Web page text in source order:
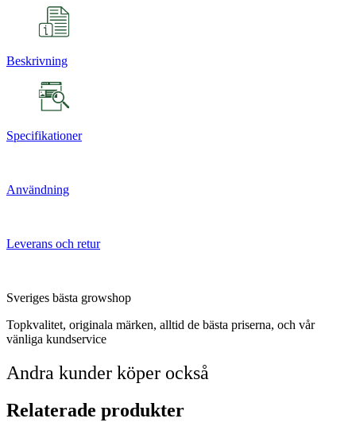
Beskrivning
Specifikationer
Användning
Leverans och retur
Sveriges bästa growshop
Topkvalitet, originala märken, alltid de bästa priserna, och vår
vänliga kundservice
Andra kunder köper också
Relaterade produkter